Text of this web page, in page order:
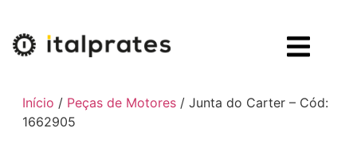
Início / Peças de Motores/ Junta do Carter – Cód:
1662905